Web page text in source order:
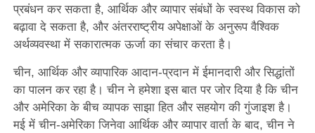
प्रबंधन कर सकता है, आर्थिक और व्यापार संबंधों के स्वस्थ विकास को
बढ़ावा दे सकता है, और अंतरराष्ट्रीय अपेक्षाओं के अनुरूप वैश्विक
अर्थव्यवस्था में सकारात्मक ऊर्जा का संचार करता है।
चीन, आर्थिक और व्यापारिक आदान-प्रदान में ईमानदारी और सिद्धांतों
का पालन कर रहा है। चीन ने हमेशा इस बात पर जोर दिया है कि चीन
और अमेरिका के बीच व्यापक साझा हित और सहयोग की गुंजाइश है।
मई में चीन-अमेरिका जिनेवा आर्थिक और व्यापार वार्ता के बाद, चीन ने